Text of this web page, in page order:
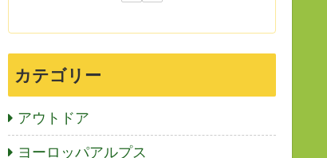
カテゴリー
アウトドア
ヨーロッパアルプス